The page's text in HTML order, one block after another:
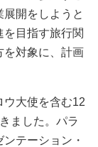
開をしようと
目指す旅行関
を対象に、計画
ウ大使を含む12
ました。パラ
テーション・